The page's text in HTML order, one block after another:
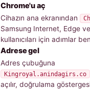
Chrome'u aç
Cihazın ana ekranından
Samsung Internet, Edge
kullanıcıları için adımlar
Adrese gel
Adres çubuğuna
Kingroyal.anindagirs.co
açılır, doğrulama